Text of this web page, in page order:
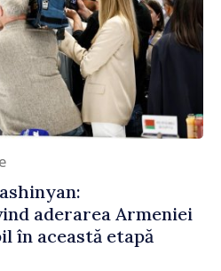
aderarea Armeniei
în această etapă